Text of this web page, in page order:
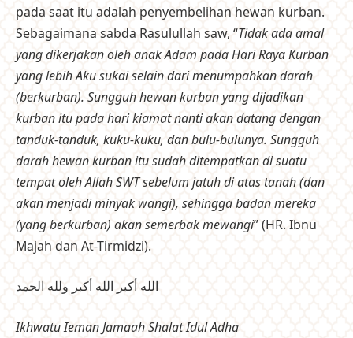
pada saat itu adalah penyembelihan hewan kurban.
Sebagaimana sabda Rasulullah saw, “Tidak ada amal
yang dikerjakan oleh anak Adam pada Hari Raya Kurban
yang lebih Aku sukai selain dari menumpahkan darah
(berkurban). Sungguh hewan kurban yang dijadikan
kurban itu pada hari kiamat nanti akan datang dengan
tanduk-tanduk, kuku-kuku, dan bulu-bulunya. Sungguh
darah hewan kurban itu sudah ditempatkan di suatu
tempat oleh Allah SWT sebelum jatuh di atas tanah (dan
akan menjadi minyak wangi), sehingga badan mereka
(yang berkurban) akan semerbak mewangi” (HR. Ibnu
Majah dan At-Tirmidzi).
الله أكبر الله أكبر ولله الحمد
Ikhwatu Ieman Jamaah Shalat Idul Adha